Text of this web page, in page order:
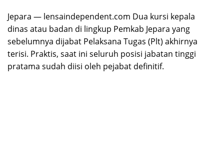
Jepara — lensaindependent.com Dua kursi kepala
dinas atau badan di lingkup Pemkab Jepara yang
sebelumnya dijabat Pelaksana Tugas (Plt) akhirnya
terisi. Praktis, saat ini seluruh posisi jabatan tinggi
pratama sudah diisi oleh pejabat definitif.